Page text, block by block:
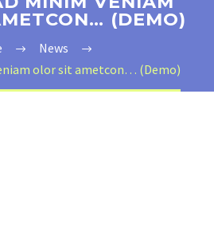
(DEMO)
News
olor sit ametcon… (Demo)